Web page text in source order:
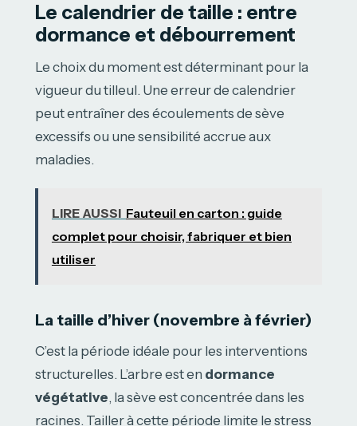
Le calendrier de taille : entre
dormance et débourrement
Le choix du moment est déterminant pour la
vigueur du tilleul. Une erreur de calendrier
peut entraîner des écoulements de sève
excessifs ou une sensibilité accrue aux
maladies.
LIRE AUSSI Fauteuil en carton : guide
complet pour choisir, fabriquer et bien
utiliser
La taille d’hiver (novembre à février)
C’est la période idéale pour les interventions
structurelles. L’arbre est en dormance
végétative, la sève est concentrée dans les
racines. Tailler à cette période limite le stress